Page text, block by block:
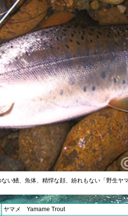
い鰭、魚体、精悍な顔、紛れもない「野生ヤ
ヤマメ Yamame Trout